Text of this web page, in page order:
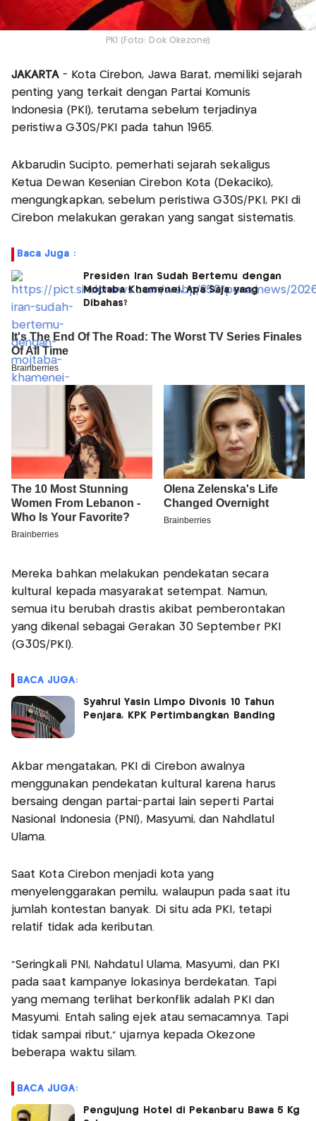
PKI (Foto: Dok Okezone)
JAKARTA - Kota Cirebon, Jawa Barat, memiliki sejarah
penting yang terkait dengan Partai Komunis
Indonesia (PKI), terutama sebelum terjadinya
peristiwa G30S/PKI pada tahun 1965.
Akbarudin Sucipto, pemerhati sejarah sekaligus
Ketua Dewan Kesenian Cirebon Kota (Dekaciko),
mengungkapkan, sebelum peristiwa G30S/PKI, PKI di
Cirebon melakukan gerakan yang sangat sistematis.
Baca Juga :
Presiden Iran Sudah Bertemu dengan
Mojtaba Khamenei, Apa Saja yang
Dibahas?
Mereka bahkan melakukan pendekatan secara
kultural kepada masyarakat setempat. Namun,
semua itu berubah drastis akibat pemberontakan
yang dikenal sebagai Gerakan 30 September PKI
(G30S/PKI).
BACA JUGA:
Syahrul Yasin Limpo Divonis 10 Tahun
Penjara, KPK Pertimbangkan Banding
Akbar mengatakan, PKI di Cirebon awalnya
menggunakan pendekatan kultural karena harus
bersaing dengan partai-partai lain seperti Partai
Nasional Indonesia (PNI), Masyumi, dan Nahdlatul
Ulama.
Saat Kota Cirebon menjadi kota yang
menyelenggarakan pemilu, walaupun pada saat itu
jumlah kontestan banyak. Di situ ada PKI, tetapi
relatif tidak ada keributan.
"Seringkali PNI, Nahdatul Ulama, Masyumi, dan PKI
pada saat kampanye lokasinya berdekatan. Tapi
yang memang terlihat berkonflik adalah PKI dan
Masyumi. Entah saling ejek atau semacamnya. Tapi
tidak sampai ribut," ujarnya kepada Okezone
beberapa waktu silam.
BACA JUGA:
Pengujung Hotel di Pekanbaru Bawa 5 Kg